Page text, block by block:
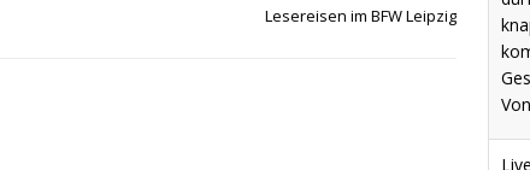
Lesereisen im BFW Leipzig